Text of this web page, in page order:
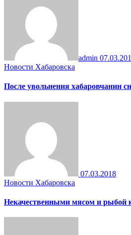
admin
Новости Хабаровска
После увольнения хабаровчанин
07.03.2018
Новости Хабаровска
Некачественными мясом и рыбой